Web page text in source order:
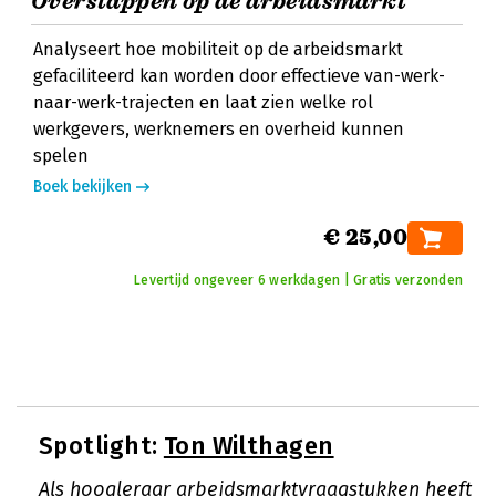
Analyseert hoe mobiliteit op de arbeidsmarkt
gefaciliteerd kan worden door effectieve van-werk-
naar-werk-trajecten en laat zien welke rol
werkgevers, werknemers en overheid kunnen
spelen
Boek bekijken
€ 25,00
Levertijd ongeveer 6 werkdagen | Gratis verzonden
Spotlight: Ton Wilthagen
Als hoogleraar arbeidsmarktvraagstukken heeft